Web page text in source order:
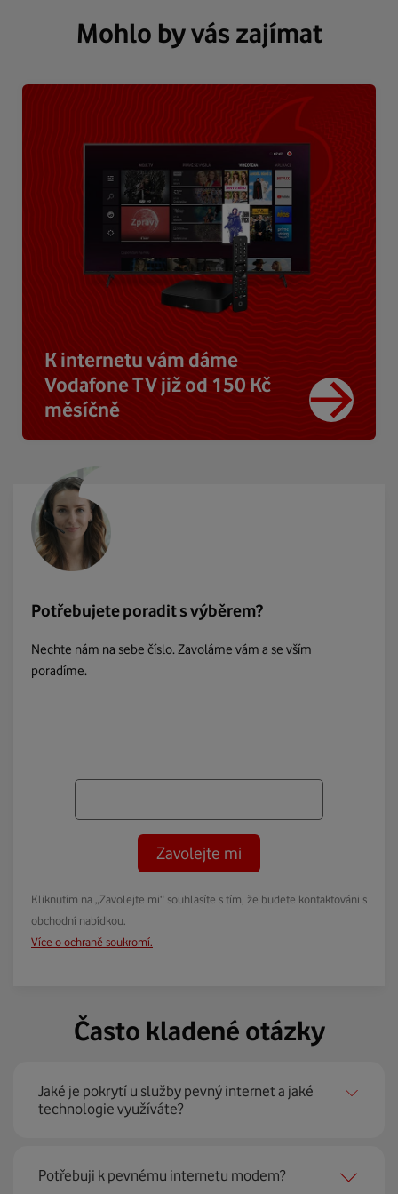
Mohlo by vás zajímat
K internetu vám dáme
Vodafone TV již od 150 Kč
měsíčně
Potřebujete poradit s výběrem?
Nechte nám na sebe číslo. Zavoláme vám a se vším
poradíme.
Zavolejte mi
Kliknutím na „Zavolejte mi“ souhlasíte s tím, že budete kontaktováni s
obchodní nabídkou.
Více o ochraně soukromí.
Často kladené otázky
Jaké je pokrytí u služby pevný internet a jaké
technologie využíváte?
Pevný internet můžeme nabídnout
domácností
Potřebuji k pevnému internetu modem?